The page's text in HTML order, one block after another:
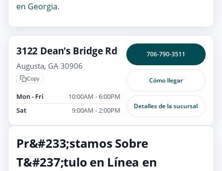
en Georgia.
3122 Dean's Bridge Rd
Augusta, GA 30906
Copy
Mon - Fri
10:00AM - 6:00PM
Sat
9:00AM - 2:00PM
706-790-3511
Cómo llegar
Detalles de la sucursal
Pr&#233;stamos Sobre
T&#237;tulo en Línea en